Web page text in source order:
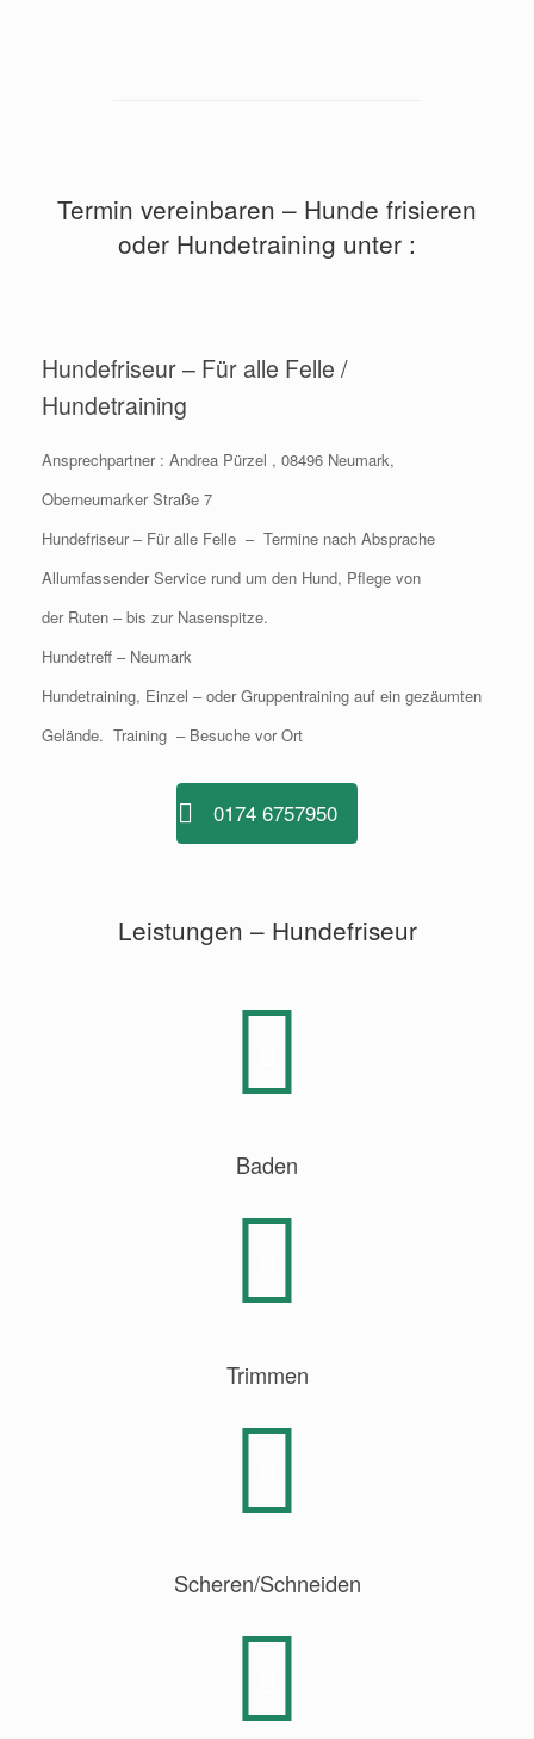
Termin vereinbaren – Hunde frisieren
oder Hundetraining unter :
Hundefriseur – Für alle Felle /
Hundetraining
Ansprechpartner : Andrea Pürzel , 08496 Neumark,
Oberneumarker Straße 7
Hundefriseur – Für alle Felle – Termine nach Absprache
Allumfassender Service rund um den Hund, Pflege von
der Ruten – bis zur Nasenspitze.
Hundetreff – Neumark
Hundetraining, Einzel – oder Gruppentraining auf ein gezäumten
Gelände. Training – Besuche vor Ort
0174 6757950
Leistungen – Hundefriseur
Baden
Trimmen
Scheren/Schneiden